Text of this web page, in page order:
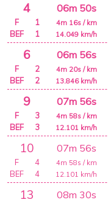
4 06m 50s
4m 16s / km
14.049 km/h
F
1
BEF
1
6 06m 56s
4m 20s / km
13.846 km/h
F
2
BEF
2
9 07m 56s
4m 58s / km
12.101 km/h
F
3
BEF
3
10 07m 56s
4m 58s / km
12.101 km/h
F
4
BEF
4
13 08m 30s